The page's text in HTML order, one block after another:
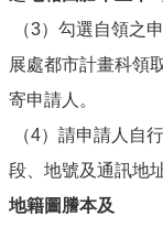
導
覽
嘉
義
市
政
府
（3）勾選自領之
展處都市計畫科領
寄申請人。
（4）請申請人自
段、地號及通訊地
地籍圖謄本及